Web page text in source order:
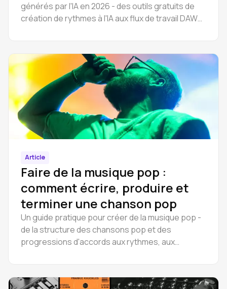
générés par l'IA en 2026 - des outils gratuits de
création de rythmes à l'IA aux flux de travail DAW
navigateur. Guide étape par étape.
Article
Faire de la musique pop :
comment écrire, produire et
terminer une chanson pop
Un guide pratique pour créer de la musique pop -
de la structure des chansons pop et des
progressions d'accords aux rythmes, aux